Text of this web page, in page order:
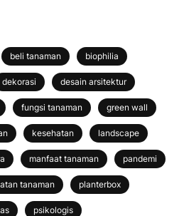
beli tanaman biophilia
dekorasi desain arsitektur
fungsi tanaman green wall
kesehatan landscape
manfaat tanaman pandemi
tanaman planterbox
psikologis